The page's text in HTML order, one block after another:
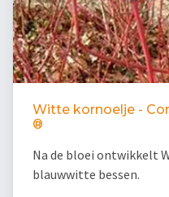
Witte kornoelje -
®
Na de bloei ontwikkelt
blauwwitte bessen.